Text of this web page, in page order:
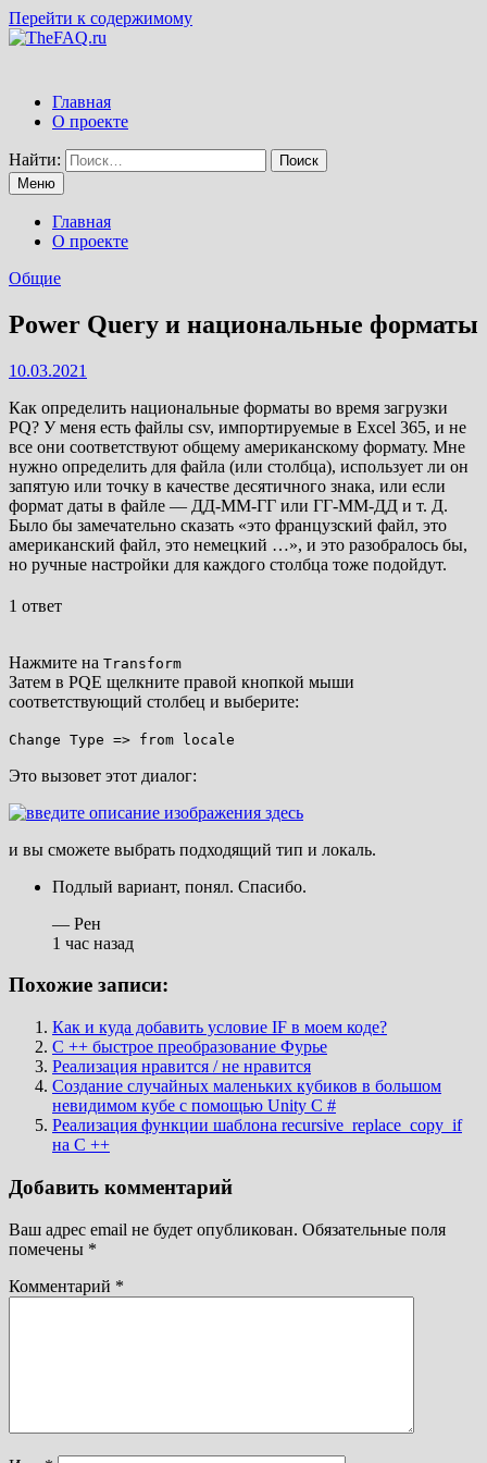
Перейти к содержимому
Главная
О проекте
Найти:
Меню
Главная
О проекте
Общие
Power Query и национальные форматы
10.03.2021
Как определить национальные форматы во время загрузки
PQ? У меня есть файлы csv, импортируемые в Excel 365, и не
все они соответствуют общему американскому формату. Мне
нужно определить для файла (или столбца), использует ли он
запятую или точку в качестве десятичного знака, или если
формат даты в файле — ДД-ММ-ГГ или ГГ-ММ-ДД и т. Д.
Было бы замечательно сказать «это французский файл, это
американский файл, это немецкий …», и это разобралось бы,
но ручные настройки для каждого столбца тоже подойдут.
1 ответ
Нажмите на Transform
Затем в PQE щелкните правой кнопкой мыши
соответствующий столбец и выберите:
Change Type => from locale
Это вызовет этот диалог:
и вы сможете выбрать подходящий тип и локаль.
Подлый вариант, понял. Спасибо.
— Рен
1 час назад
Похожие записи:
Как и куда добавить условие IF в моем коде?
C ++ быстрое преобразование Фурье
Реализация нравится / не нравится
Создание случайных маленьких кубиков в большом
невидимом кубе с помощью Unity C #
Реализация функции шаблона recursive_replace_copy_if
на C ++
Добавить комментарий
Ваш адрес email не будет опубликован. Обязательные поля
помечены *
Комментарий *